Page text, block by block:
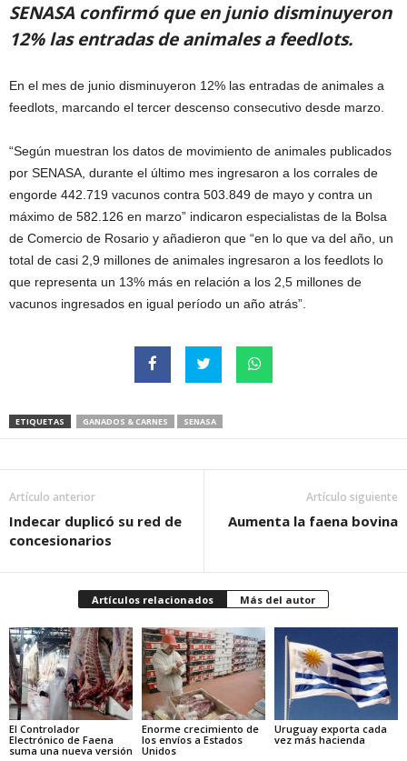
SENASA confirmó que en junio disminuyeron
12% las entradas de animales a feedlots.
En el mes de junio disminuyeron 12% las entradas de animales a
feedlots, marcando el tercer descenso consecutivo desde marzo.
“Según muestran los datos de movimiento de animales publicados
por SENASA, durante el último mes ingresaron a los corrales de
engorde 442.719 vacunos contra 503.849 de mayo y contra un
máximo de 582.126 en marzo” indicaron especialistas de la Bolsa
de Comercio de Rosario y añadieron que “en lo que va del año, un
total de casi 2,9 millones de animales ingresaron a los feedlots lo
que representa un 13% más en relación a los 2,5 millones de
vacunos ingresados en igual período un año atrás”.
ETIQUETAS GANADOS & CARNES SENASA
Artículo anterior
Indecar duplicó su red de
concesionarios
Artículo siguiente
Aumenta la faena bovina
Artículos relacionados Más del autor
El Controlador
Electrónico de Faena
suma una nueva versión
Enorme crecimiento de
los envíos a Estados
Unidos
Uruguay exporta cada
vez más hacienda